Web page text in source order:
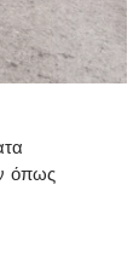
όπως